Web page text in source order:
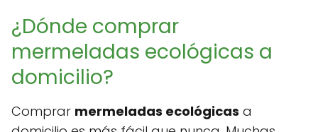
¿Dónde comprar
mermeladas ecológicas a
domicilio?
Comprar mermeladas ecológicas a